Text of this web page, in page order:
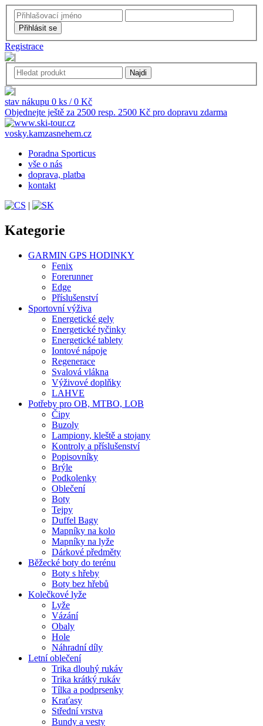
Registrace
stav nákupu 0 ks / 0 Kč
Objednejte ještě za 2500 resp. 2500 Kč pro dopravu zdarma
vosky.kamzasnehem.cz
Poradna Sporticus
vše o nás
doprava, platba
kontakt
|
Kategorie
GARMIN GPS HODINKY
Fenix
Forerunner
Edge
Příslušenství
Sportovní výživa
Energetické gely
Energetické tyčinky
Energetické tablety
Iontové nápoje
Regenerace
Svalová vlákna
Výživové doplňky
LAHVE
Potřeby pro OB, MTBO, LOB
Čipy
Buzoly
Lampiony, kleště a stojany
Kontroly a příslušenství
Popisovníky
Brýle
Podkolenky
Oblečení
Boty
Tejpy
Duffel Bagy
Mapníky na kolo
Mapníky na lyže
Dárkové předměty
Běžecké boty do terénu
Boty s hřeby
Boty bez hřebů
Kolečkové lyže
Lyže
Vázání
Obaly
Hole
Náhradní díly
Letní oblečení
Trika dlouhý rukáv
Trika krátký rukáv
Tílka a podprsenky
Kraťasy
Střední vrstva
Bundy a vesty